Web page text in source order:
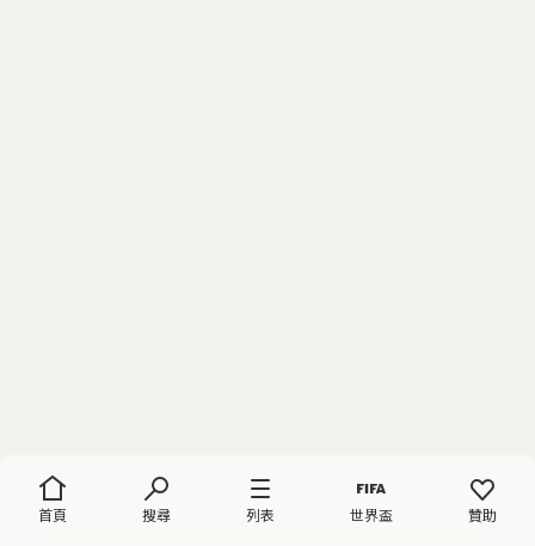
首頁 搜尋 列表 世界盃 贊助